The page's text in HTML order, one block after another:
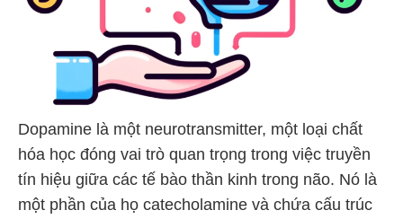
Dopamine là một neurotransmitter, một loại chất
hóa học đóng vai trò quan trọng trong việc truyền
tín hiệu giữa các tế bào thần kinh trong não. Nó là
một phần của họ catecholamine và chứa cấu trúc